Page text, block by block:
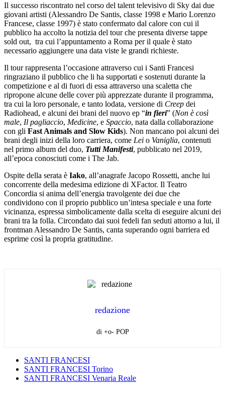
Il successo riscontrato nel corso del talent televisivo di Sky dai due
giovani artisti (Alessandro De Santis, classe 1998 e Mario Lorenzo
Francese, classe 1997) è stato confermato dal calore con cui il
pubblico ha accolto la notizia del tour che presenta diverse tappe
sold out, tra cui l’appuntamento a Roma per il quale è stato
necessario aggiungere una data viste le grandi richieste.
Il tour rappresenta l’occasione attraverso cui i Santi Francesi
ringraziano il pubblico che li ha supportati e sostenuti durante la
competizione e al di fuori di essa attraverso una scaletta che
ripropone alcune delle cover più apprezzate durante il programma,
tra cui la loro personale, e tanto lodata, versione di Creep dei
Radiohead, e alcuni dei brani del nuovo ep “in fieri” (Non è così
male, Il pagliaccio, Medicine, e Spaccio, nata dalla collaborazione
con gli Fast Animals and Slow Kids). Non mancano poi alcuni dei
brani degli inizi della loro carriera, come Lei o Vaniglia, contenuti
nel primo album del duo, Tutti Manifesti, pubblicato nel 2019,
all’epoca conosciuti come i The Jab.
Ospite della serata è Iako, all’anagrafe Jacopo Rossetti, anche lui
concorrente della medesima edizione di XFactor. Il Teatro
Concordia si anima dell’energia travolgente dei due che
condividono con il proprio pubblico un’intesa speciale e una forte
vicinanza, espressa simbolicamente dalla scelta di eseguire alcuni dei
brani tra la folla. Circondato dai suoi fedeli fan seduti attorno a lui, il
frontman Alessandro De Santis, canta superando ogni barriera ed
esprime così la propria gratitudine.
redazione
di +o- POP
SANTI FRANCESI
SANTI FRANCESI Torino
SANTI FRANCESI Venaria Reale